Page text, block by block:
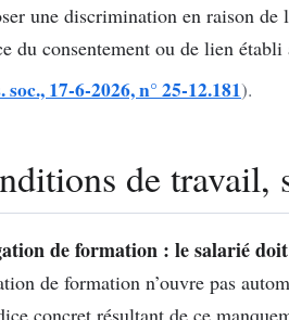
une discrimination en raison de
du consentement ou de lien établi
soc., 17-6-2026, n° 25-12.181).
de travail,
de formation : le salarié
de formation n’ouvre pas
concret résultant de ce